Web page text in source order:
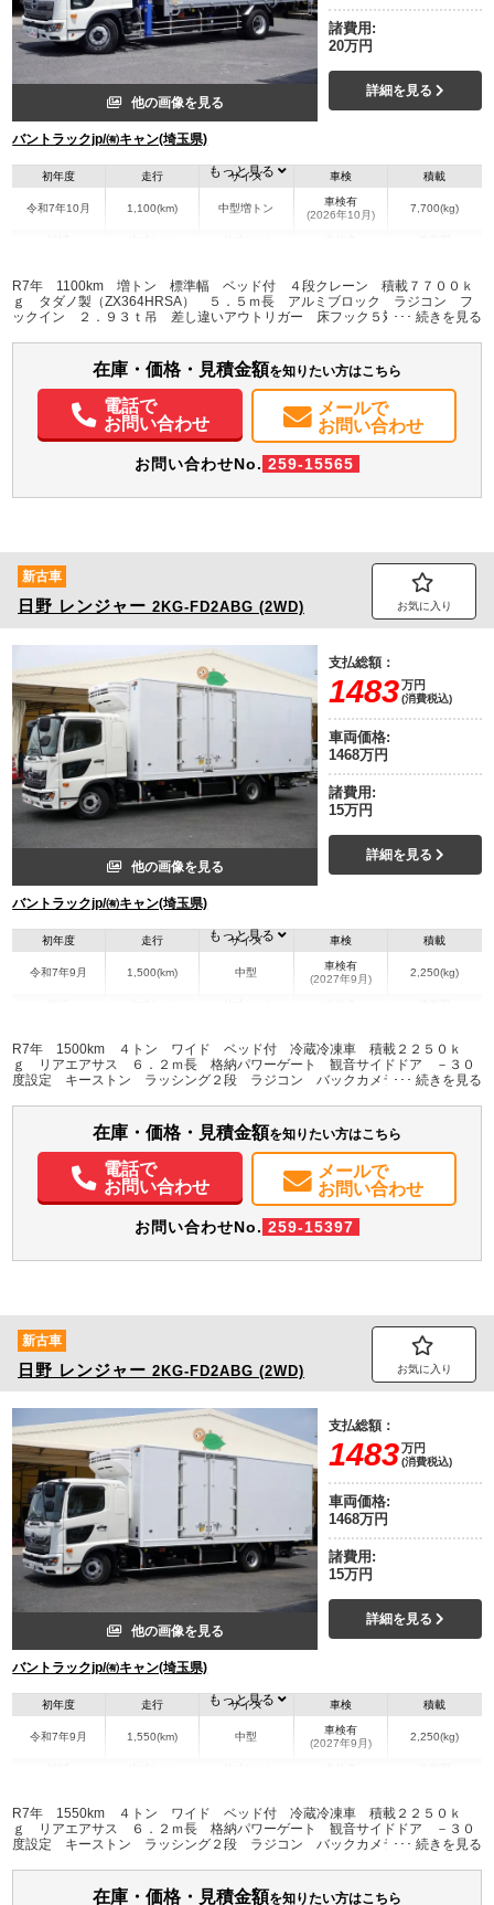
他の画像を見る
バントラックjp/㈲キャン(埼玉県)
諸費用:
20万円
詳細を見る
初年度
令和7年10月
走行
1,100(km)
サイズ
中型増トン
車検
車検有
(2026年10月)
積載
7,700(kg)
埼玉県
W:2,230
H:380
W:2,340
H:3,040
無
パワステ パワーウィンドウ ABS エアバッグ
集中ドアロック
電動格納ミラー
ETC バックモニター
もっと見る
R7年 1100km 増トン 標準幅 ベッド付 ４段クレーン 積載７７００ｋ
ｇ タダノ製（ZX364HRSA） ５．５ｍ長 アルミブロック ラジコン フ
ックイン ２．９３ｔ吊 差し違いアウトリガー 床フック５対 セイコーラ
ォグランプ 衝突軽減ブレーキ 車線逸脱警報 ６速ＭＴ 車検Ｒ８年１０月
迄 警報型 ボディトランテックス製
在庫・価格・見積金額を知りたい方はこちら
電話で
お問い合わせ
メールで
お問い合わせ
お問い合わせNo. 259-15565
新古車
日野 レンジャー 2KG-FD2ABG (2WD) お気に入り
他の画像を見る
バントラックjp/㈲キャン(埼玉県)
支払総額：
1483万円
(消費税込)
車両価格:
1468万円
諸費用:
15万円
詳細を見る
初年度
令和7年9月
走行
1,500(km)
サイズ
中型
車検
車検有
(2027年9月)
積載
2,250(kg)
埼玉県
W:2,250
H:2,110
W:2,490
H:3,320
無
パワステ パワーウィンドウ ABS エアバッグ
集中ドアロック
電動格納ミラー
バックモニター
もっと見る
R7年 1500km ４トン ワイド ベッド付 冷蔵冷凍車 積載２２５０ｋ
ｇ リアエアサス ６．２ｍ長 格納パワーゲート 観音サイドドア －３０
度設定 キーストン ラッシング２段 ラジコン バックカメラ 菱重製 オ
テンレス工具箱 庫内当て物付き 坂道発進補助 ＬＥＤヘッドライト 衝突
軽減ブレーキ 車線逸脱警報
在庫・価格・見積金額を知りたい方はこちら
電話で
お問い合わせ
メールで
お問い合わせ
お問い合わせNo. 259-15397
新古車
日野 レンジャー 2KG-FD2ABG (2WD) お気に入り
他の画像を見る
バントラックjp/㈲キャン(埼玉県)
支払総額：
1483万円
(消費税込)
車両価格:
1468万円
諸費用:
15万円
詳細を見る
初年度
令和7年9月
走行
1,550(km)
サイズ
中型
車検
車検有
(2027年9月)
積載
2,250(kg)
埼玉県
W:2,250
H:2,110
W:2,490
H:3,320
無
パワステ パワーウィンドウ ABS エアバッグ 集中ドアロック
もっと見る
R7年 1550km ４トン ワイド ベッド付 冷蔵冷凍車 積載２２５０ｋ
ｇ リアエアサス ６．２ｍ長 格納パワーゲート 観音サイドドア －３０
度設定 キーストン ラッシング２段 ラジコン バックカメラ 菱重製 オ
テンレス工具箱 庫内当て物付き 坂道発進補助 ＬＥＤヘッドライト 衝突
軽減ブレーキ 車線逸脱警報
在庫・価格・見積金額を知りたい方はこちら